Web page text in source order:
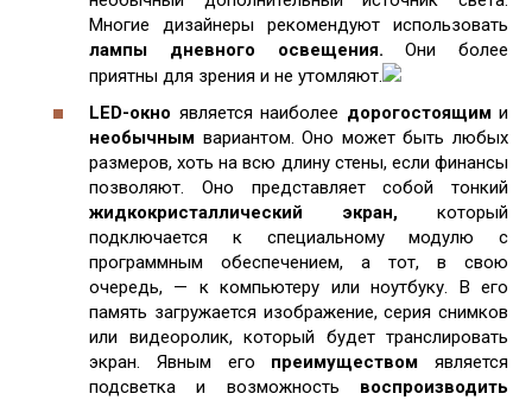
Многие дизайнеры рекомендуют использовать
лампы дневного освещения. Они более
приятны для зрения и не утомляют.
LED-окно является наиболее дорогостоящими
необычным вариантом. Оно может быть любых
размеров, хоть на всю длину стены, если финансы
позволяют. Оно представляет собой тонкий
жидкокристаллический экран, который
подключается к специальному модулю с
программным обеспечением, а тот, в свою
очередь, — к компьютеру или ноутбуку. В его
память загружается изображение, серия снимков
или видеоролик, который будет транслировать
экран. Явным его преимуществом является
подсветка и возможность воспроизводить